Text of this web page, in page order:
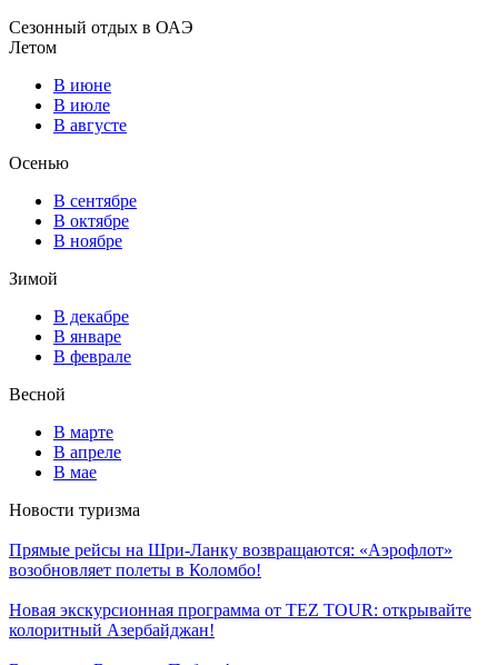
Сезонный отдых в ОАЭ
Летом
В июне
В июле
В августе
Осенью
В сентябре
В октябре
В ноябре
Зимой
В декабре
В январе
В феврале
Весной
В марте
В апреле
В мае
Новости туризма
Прямые рейсы на Шри-Ланку возвращаются: «Аэрофлот»
возобновляет полеты в Коломбо!
Новая экскурсионная программа от TEZ TOUR: открывайте
колоритный Азербайджан!